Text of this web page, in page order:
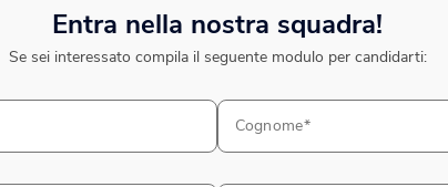
Entra nella nostra squadra!
Se sei interessato compila il seguente modulo per candidarti:
Cognome